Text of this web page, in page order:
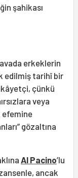
şahikası
erkeklerin
edilmiş tarihî bir
çünkü
veya
efemine
gözaltına
Al Pacino’lu
ancak